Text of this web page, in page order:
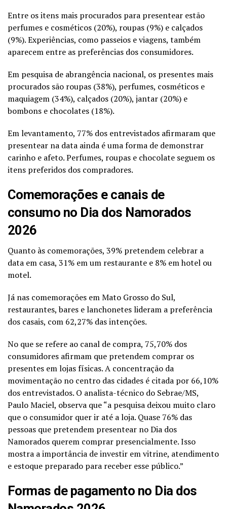
Entre os itens mais procurados para presentear estão
perfumes e cosméticos (20%), roupas (9%) e calçados
(9%). Experiências, como passeios e viagens, também
aparecem entre as preferências dos consumidores.
Em pesquisa de abrangência nacional, os presentes mais
procurados são roupas (38%), perfumes, cosméticos e
maquiagem (34%), calçados (20%), jantar (20%) e
bombons e chocolates (18%).
Em levantamento, 77% dos entrevistados afirmaram que
presentear na data ainda é uma forma de demonstrar
carinho e afeto. Perfumes, roupas e chocolate seguem os
itens preferidos dos compradores.
Comemorações e canais de
consumo no Dia dos Namorados
2026
Quanto às comemorações, 39% pretendem celebrar a
data em casa, 31% em um restaurante e 8% em hotel ou
motel.
Já nas comemorações em Mato Grosso do Sul,
restaurantes, bares e lanchonetes lideram a preferência
dos casais, com 62,27% das intenções.
No que se refere ao canal de compra, 75,70% dos
consumidores afirmam que pretendem comprar os
presentes em lojas físicas. A concentração da
movimentação no centro das cidades é citada por 66,10%
dos entrevistados. O analista-técnico do Sebrae/MS,
Paulo Maciel, observa que “a pesquisa deixou muito claro
que o consumidor quer ir até a loja. Quase 76% das
pessoas que pretendem presentear no Dia dos
Namorados querem comprar presencialmente. Isso
mostra a importância de investir em vitrine, atendimento
e estoque preparado para receber esse público.”
Formas de pagamento no Dia dos